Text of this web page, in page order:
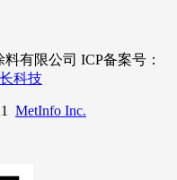
有限公司 ICP备案号：
科技
MetInfo Inc.